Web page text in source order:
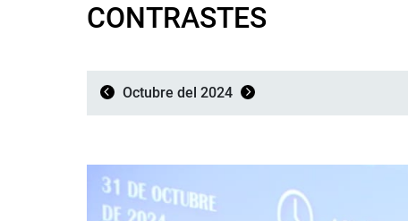
CONTRASTES
Octubre del 2024